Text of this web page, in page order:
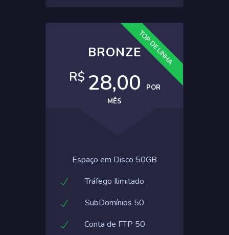
TOP DE LINHA
BRONZE
R$ 28,00
POR
MÊS
Espaço em Disco 50GB
Tráfego Ilimitado
SubDomínios 50
Conta de FTP 50